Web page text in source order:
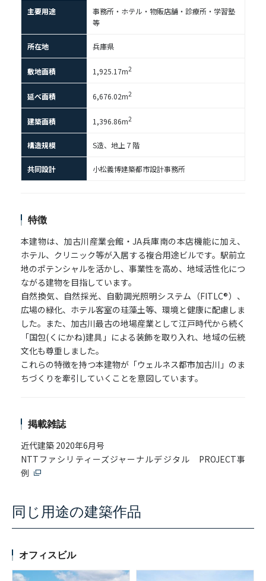
主要用途
事務所・ホテル・物販店舗・診療所・学習塾
等
所在地 兵庫県
敷地面積 1,925.17m2
延べ面積 6,676.02m2
建築面積 1,396.86m2
構造規模 S造、地上７階
共同設計 小松義博建築都市設計事務所
特徴
本建物は、加古川産業会館・JA兵庫南の本店機能に加え、
ホテル、クリニック等が入居する複合用途ビルです。駅前立
地のポテンシャルを活かし、事業性を高め、地域活性化につ
ながる建物を目指しています。
自然換気、自然採光、自動調光照明システム（FITLC®）、
広場の緑化、ホテル客室の珪藻土等、環境と健康に配慮しま
した。また、加古川最古の地場産業として江戸時代から続く
「国包(くにかね)建具」による装飾を取り入れ、地域の伝統
文化も尊重しました。
これらの特徴を持つ本建物が「ウェルネス都市加古川」のま
ちづくりを牽引していくことを意図しています。
掲載雑誌
近代建築 2020年6月号
NTTファシリティーズジャーナルデジタル PROJECT事
例
同じ用途の建築作品
オフィスビル